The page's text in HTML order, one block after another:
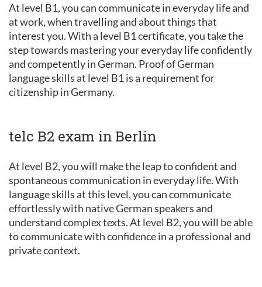
At level B1, you can communicate in everyday life and
at work, when travelling and about things that
interest you. With a level B1 certificate, you take the
step towards mastering your everyday life confidently
and competently in German. Proof of German
language skills at level B1 is a requirement for
citizenship in Germany.
telc B2 exam in Berlin
At level B2, you will make the leap to confident and
spontaneous communication in everyday life. With
language skills at this level, you can communicate
effortlessly with native German speakers and
understand complex texts. At level B2, you will be able
to communicate with confidence in a professional and
private context.